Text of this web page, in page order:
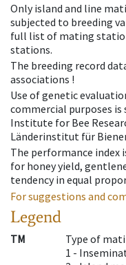
Only island and line
subjected to breeding
full list of mating
stations.
The breeding record
associations !
Use of genetic
commercial purposes
Institute for Bee
Länderinstitut für
The performance index
for honey yield,
tendency in equal
For suggestions and
Legend
TM
Type of
1 -